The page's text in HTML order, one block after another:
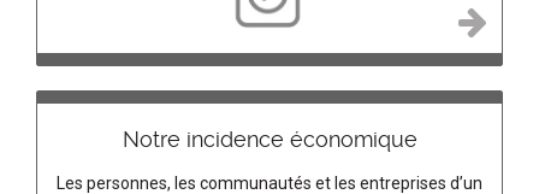
Notre incidence économique
Les personnes, les communautés et les entreprises d’un